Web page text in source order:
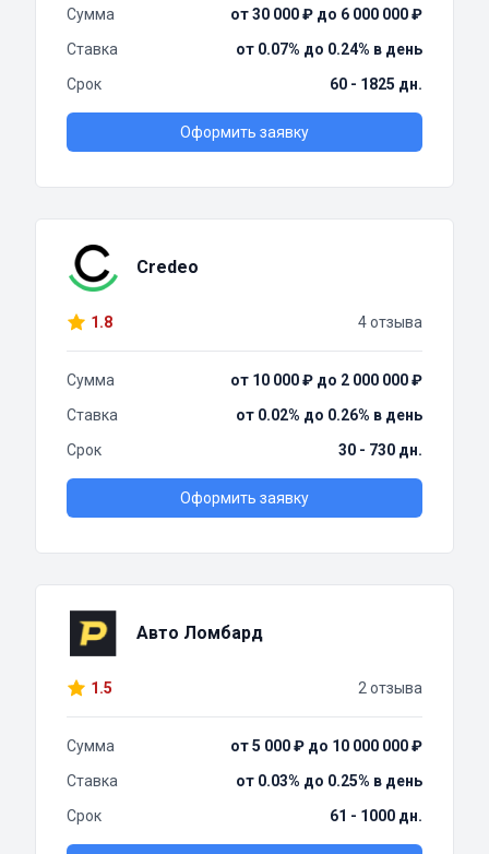
Сумма
от 30 000 ₽ до 6 000 000 ₽
Ставка
от 0.07% до 0.24% в день
Срок
60 - 1825 дн.
Оформить заявку
Credeo
1.8 4 отзыва
Сумма
от 10 000 ₽ до 2 000 000 ₽
Ставка
от 0.02% до 0.26% в день
Срок
30 - 730 дн.
Оформить заявку
Авто Ломбард
1.5 2 отзыва
Сумма
от 5 000 ₽ до 10 000 000 ₽
Ставка
от 0.03% до 0.25% в день
Срок
61 - 1000 дн.